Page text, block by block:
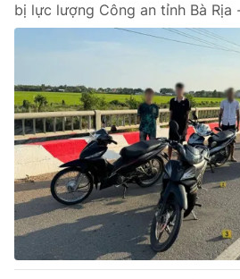
bị lực lượng Công an tỉnh Bà Rịa